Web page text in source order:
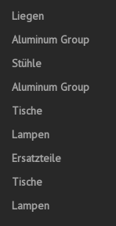
Liegen
Aluminum Group
Stühle
Aluminum Group
Tische
Lampen
Ersatzteile
Tische
Lampen